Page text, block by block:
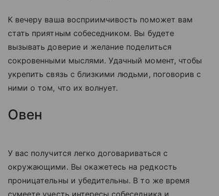
К вечеру ваша восприимчивость поможет вам
стать приятным собеседником. Вы будете
вызывать доверие и желание поделиться
сокровенными мыслями. Удачный момент, чтобы
укрепить связь с близкими людьми, поговорив с
ними о том, что их волнует.
Овен
У вас получится легко договариваться с
окружающими. Вы окажетесь на редкость
проницательны и убедительны. В то же время